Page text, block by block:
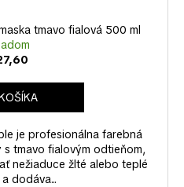
tmavo fialová 500 ml
je profesionálna farebná
tmavo fialovým odtieňom,
nežiaduce žlté alebo teplé
dodáva...